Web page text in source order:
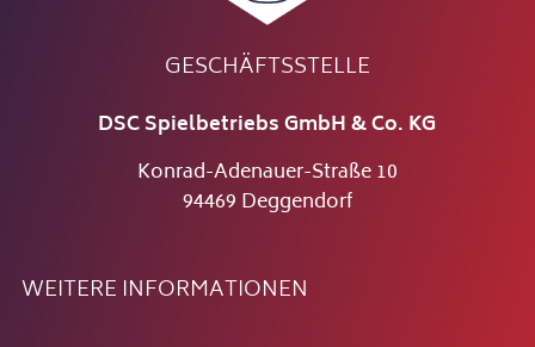
GESCHÄFTSSTELLE
DSC Spielbetriebs GmbH & Co. KG
Konrad-Adenauer-Straße 10
94469 Deggendorf
WEITERE INFORMATIONEN